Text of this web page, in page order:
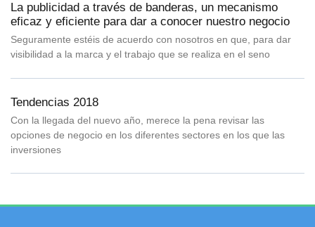
La publicidad a través de banderas, un mecanismo
eficaz y eficiente para dar a conocer nuestro negocio
Seguramente estéis de acuerdo con nosotros en que, para dar
visibilidad a la marca y el trabajo que se realiza en el seno
Tendencias 2018
Con la llegada del nuevo año, merece la pena revisar las
opciones de negocio en los diferentes sectores en los que las
inversiones